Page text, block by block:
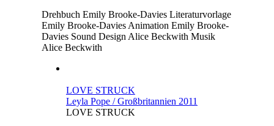
Drehbuch Emily Brooke-Davies Literaturvorlage
Emily Brooke-Davies Animation Emily Brooke-
Davies Sound Design Alice Beckwith Musik
Alice Beckwith
LOVE STRUCK
Leyla Pope / Großbritannien 2011
LOVE STRUCK